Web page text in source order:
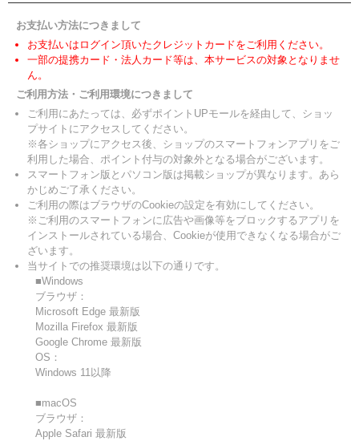
お支払い方法につきまして
お支払いはログイン頂いたクレジットカードをご利用ください。
一部の提携カード・法人カード等は、本サービスの対象となりませ
ん。
ご利用方法・ご利用環境につきまして
ご利用にあたっては、必ずポイントUPモールを経由して、ショッ
プサイトにアクセスしてください。
※各ショップにアクセス後、ショップのスマートフォンアプリをご
利用した場合、ポイント付与の対象外となる場合がございます。
スマートフォン版とパソコン版は掲載ショップが異なります。あら
かじめご了承ください。
ご利用の際はブラウザのCookieの設定を有効にしてください。
※ご利用のスマートフォンに広告や画像等をブロックするアプリを
インストールされている場合、Cookieが使用できなくなる場合がご
ざいます。
当サイトでの推奨環境は以下の通りです。
■Windows
ブラウザ：
Microsoft Edge 最新版
Mozilla Firefox 最新版
Google Chrome 最新版
OS：
Windows 11以降
■macOS
ブラウザ：
Apple Safari 最新版